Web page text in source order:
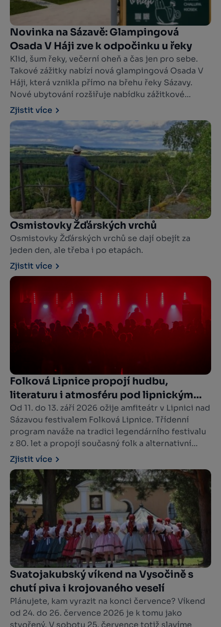
Novinka na Sázavě: Glampingová
Osada V Háji zve k odpočinku u řeky
Klid, šum řeky, večerní oheň a čas jen pro sebe.
Takové zážitky nabízí nová glampingová Osada V
Háji, která vznikla přímo na břehu řeky Sázavy.
Nové ubytování rozšiřuje nabídku zážitkové
turistiky v destinaci Vysočina West a osloví
všechny, kdo hledají spojení komfortu s pobytem
v přírodě.
Zjistit více
Osmistovky Žďárských vrchů
Osmistovky Žďárských vrchů se dají obejít za
jeden den, ale třeba i po etapách.
Zjistit více
Folková Lipnice propojí hudbu,
literaturu i atmosféru pod lipnickým
hradem
Od 11. do 13. září 2026 ožije amfiteátr v Lipnici nad
Sázavou festivalem Folková Lipnice. Třídenní
program naváže na tradici legendárního festivalu
z 80. let a propojí současný folk a alternativní
hudbu s literaturou, divadlem, krajinou i
komunitním setkáváním.
Zjistit více
Svatojakubský víkend na Vysočině s
chutí piva i krojovaného veselí
Plánujete, kam vyrazit na konci července? Víkend
od 24. do 26. července 2026 je k tomu jako
stvořený. V sobotu 25. července totiž slavíme